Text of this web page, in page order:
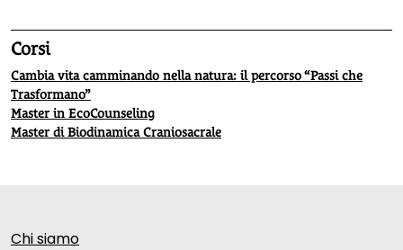
Corsi
Cambia vita camminando nella natura: il percorso “Passi che
Trasformano”
Master in EcoCounseling
Master di Biodinamica Craniosacrale
Chi siamo